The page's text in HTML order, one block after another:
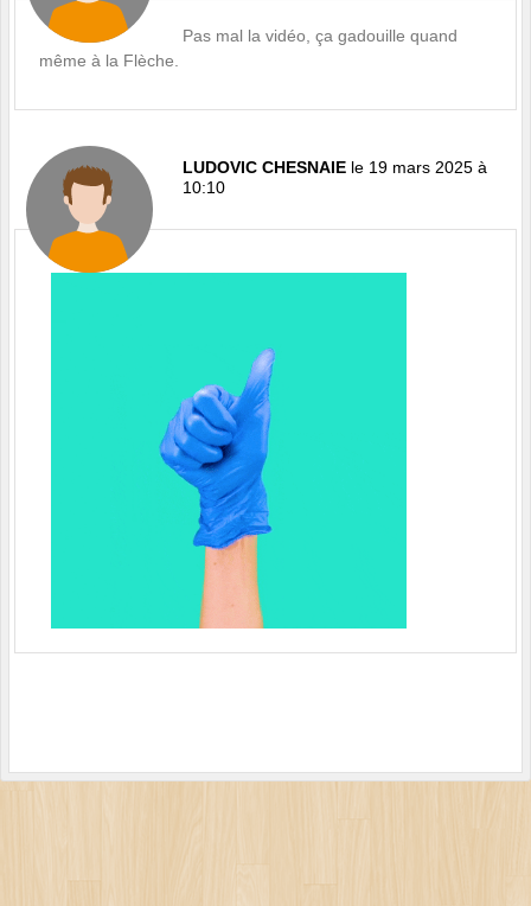
Pas mal la vidéo, ça gadouille quand
même à la Flèche.
LUDOVIC CHESNAIE le 19 mars 2025 à
10:10